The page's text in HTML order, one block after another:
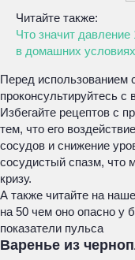
Читайте также:
Что значит
в домашних
Перед использованием
проконсультируйтесь с
Избегайте рецептов с
тем, что его
сосудов и снижение
сосудистый спазм, что
кризу.
А также читайте на
на 50 чем оно опасно у
показатели пульса
Варенье из